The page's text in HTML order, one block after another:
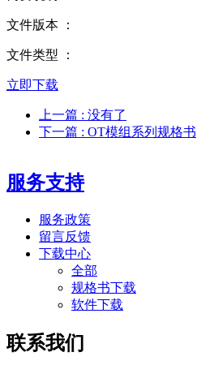
文件版本 ：
文件类型 ：
立即下载
上一篇 : 没有了
下一篇 : OT模组系列规格书
服务支持
服务政策
留言反馈
下载中心
全部
规格书下载
软件下载
联系我们